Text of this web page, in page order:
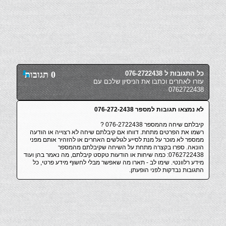
0 תגובות
כל התגובות ל 076-2722438
עזרו לאחרים וכתבו את הניסיון שלכם עם
0762722438
לא נמצאו תגובות למספר 076-272-2438
קיבלתם שיחה מהמספר 076-2722438 ?
רשמו את הפרטים מתחת. דווחו אם קיבלתם שיחה לא רצוייה או הודעה
ממספר לא מוכר על מנת לסייע לגולשים האחרים או להזהיר אותם מפני
הונאה. ספרו בקצרה מתחת על השיחה שקיבלתם מהמספר
0762722438: כמה שיחות או הודעות טקסט קיבלתם, מה נאמר בהן ועוד
מידע רלוונטי. שימו לב - תארו מה שאפשר מבלי לחשוף מידע פרטי, כל
התגובות נבדקות לפני הופעתן.